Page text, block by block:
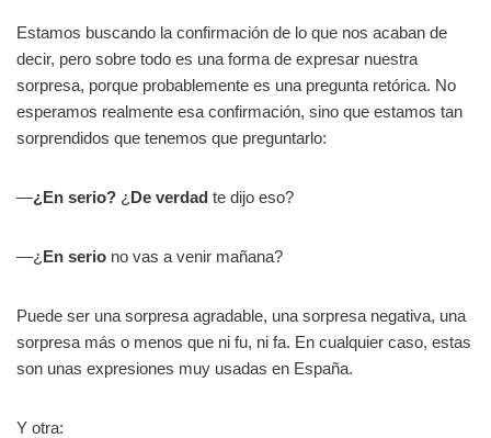
Estamos buscando la confirmación de lo que nos acaban de
decir, pero sobre todo es una forma de expresar nuestra
sorpresa, porque probablemente es una pregunta retórica. No
esperamos realmente esa confirmación, sino que estamos tan
sorprendidos que tenemos que preguntarlo:
—¿En serio? ¿ De verdad te dijo eso?
—¿ En serio no vas a venir mañana?
Puede ser una sorpresa agradable, una sorpresa negativa, una
sorpresa más o menos que ni fu, ni fa. En cualquier caso, estas
son unas expresiones muy usadas en España.
Y otra: